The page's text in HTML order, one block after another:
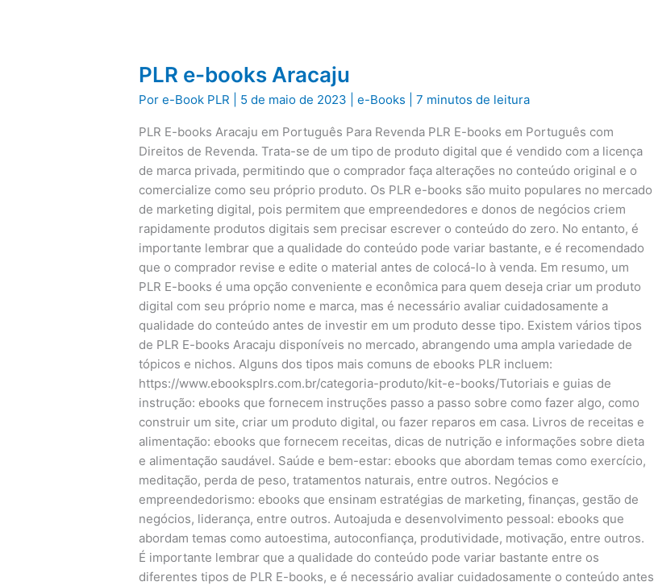
PLR e-books Aracaju
Pore-Book PLR 5 de maio de 2023 |e-Books |7 minutos de leitura
PLR E-books Aracaju em Português Para Revenda PLR E-books em Português com
Direitos de Revenda. Trata-se de um tipo de produto digital que é vendido com a licença
de marca privada, permitindo que o comprador faça alterações no conteúdo original e o
comercialize como seu próprio produto. Os PLR e-books são muito populares no mercado
de marketing digital, pois permitem que empreendedores e donos de negócios criem
rapidamente produtos digitais sem precisar escrever o conteúdo do zero. No entanto, é
importante lembrar que a qualidade do conteúdo pode variar bastante, e é recomendado
que o comprador revise e edite o material antes de colocá-lo à venda. Em resumo, um
PLR E-books é uma opção conveniente e econômica para quem deseja criar um produto
digital com seu próprio nome e marca, mas é necessário avaliar cuidadosamente a
qualidade do conteúdo antes de investir em um produto desse tipo. Existem vários tipos
de PLR E-books Aracaju disponíveis no mercado, abrangendo uma ampla variedade de
tópicos e nichos. Alguns dos tipos mais comuns de ebooks PLR incluem:
https://www.ebooksplrs.com.br/categoria-produto/kit-e-books/Tutoriais e guias de
instrução: ebooks que fornecem instruções passo a passo sobre como fazer algo, como
construir um site, criar um produto digital, ou fazer reparos em casa. Livros de receitas e
alimentação: ebooks que fornecem receitas, dicas de nutrição e informações sobre dieta
e alimentação saudável. Saúde e bem-estar: ebooks que abordam temas como exercício,
meditação, perda de peso, tratamentos naturais, entre outros. Negócios e
empreendedorismo: ebooks que ensinam estratégias de marketing, finanças, gestão de
negócios, liderança, entre outros. Autoajuda e desenvolvimento pessoal: ebooks que
abordam temas como autoestima, autoconfiança, produtividade, motivação, entre outros.
É importante lembrar que a qualidade do conteúdo pode variar bastante entre os
diferentes tipos de PLR E-books, e é necessário avaliar cuidadosamente o conteúdo antes